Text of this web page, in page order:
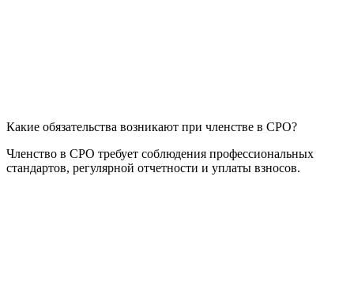
Какие обязательства возникают при членстве в СРО?
Членство в СРО требует соблюдения профессиональных
стандартов, регулярной отчетности и уплаты взносов.